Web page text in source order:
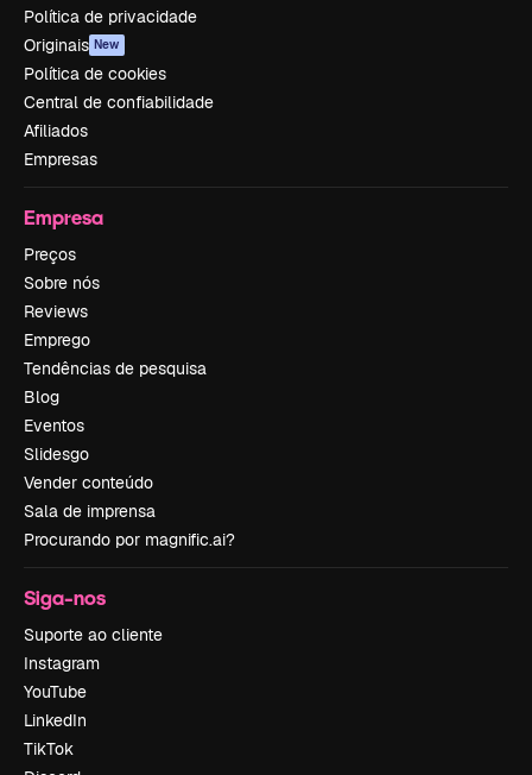
Política de privacidade
Originais New
Política de cookies
Central de confiabilidade
Afiliados
Empresas
Empresa
Preços
Sobre nós
Reviews
Emprego
Tendências de pesquisa
Blog
Eventos
Slidesgo
Vender conteúdo
Sala de imprensa
Procurando por magnific.ai?
Siga-nos
Suporte ao cliente
Instagram
YouTube
LinkedIn
TikTok